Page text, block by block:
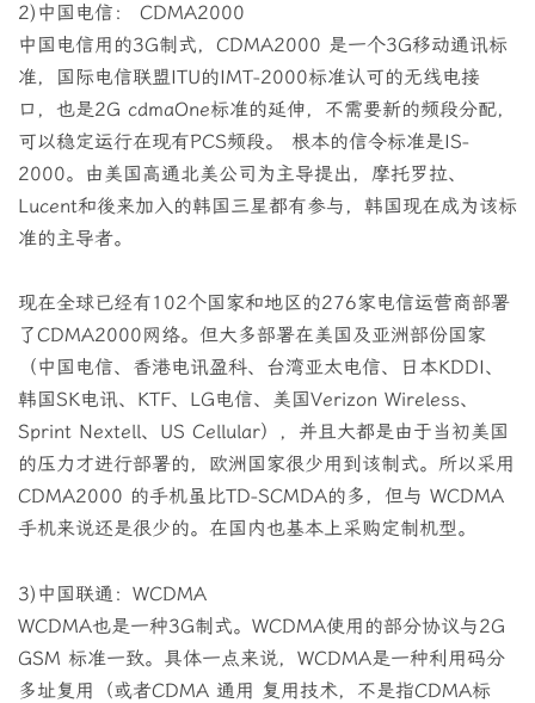
2)中国电信： CDMA2000
中国电信用的3G制式，CDMA2000 是一个3G移动通讯标
准，国际电信联盟ITU的IMT-2000标准认可的无线电接
口，也是2G cdmaOne标准的延伸，不需要新的频段分配，
可以稳定运行在现有PCS频段。 根本的信令标准是IS-
2000。由美国高通北美公司为主导提出，摩托罗拉、
Lucent和後来加入的韩国三星都有参与，韩国现在成为该标
准的主导者。
现在全球已经有102个国家和地区的276家电信运营商部署
了CDMA2000网络。但大多部署在美国及亚洲部份国家
（中国电信、香港电讯盈科、台湾亚太电信、日本KDDI、
韩国SK电讯、KTF、LG电信、美国Verizon Wireless、
Sprint Nextell、US Cellular），并且大都是由于当初美国
的压力才进行部署的，欧洲国家很少用到该制式。所以采用
CDMA2000 的手机虽比TD-SCMDA的多，但与 WCDMA
手机来说还是很少的。在国内也基本上采购定制机型。
3)中国联通：WCDMA
WCDMA也是一种3G制式。WCDMA使用的部分协议与2G
GSM 标准一致。具体一点来说，WCDMA是一种利用码分
多址复用（或者CDMA 通用 复用技术，不是指CDMA标